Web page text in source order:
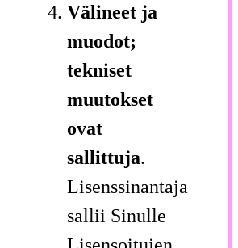
Välineet ja
muodot;
tekniset
muutokset
ovat
sallittuja.
Lisenssinantaja
sallii Sinulle